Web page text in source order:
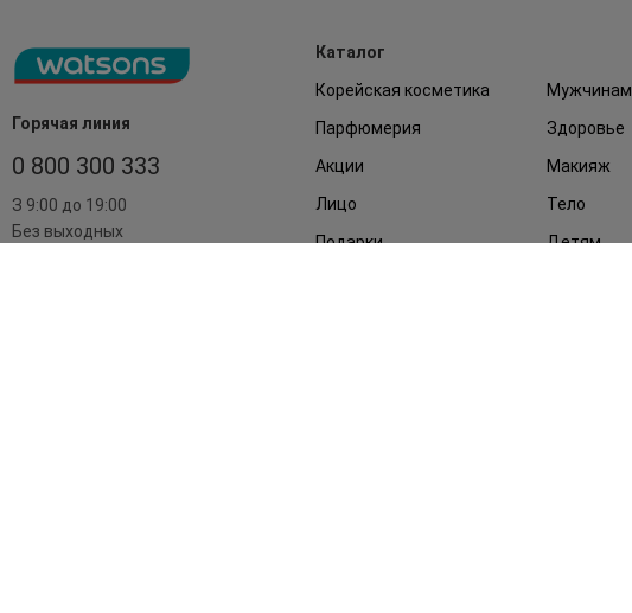
Горячая линия
0 800 300 333
З 9:00 до 19:00
Без выходных
Каталог
Корейская косметика
Мужчинам
Парфюмерия
Здоровье
Акции
Макияж
Лицо
Тело
Подарки
Детям